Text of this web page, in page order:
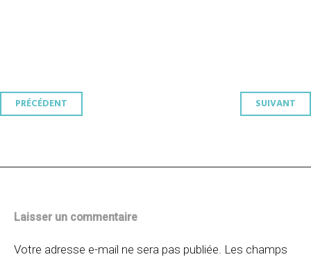
Navigation
PRÉCÉDENT SUIVANT
Laisser un commentaire
Votre adresse e-mail ne sera pas publiée. Les champs